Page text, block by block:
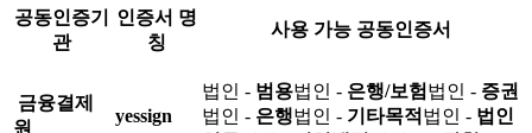
공동인증기
관
인증서 명
칭
사용 가능 공동인증서
금융결제
원
yessign
법인 - 범용법인 - 은행/보험 법인 - 증권
법인 - 은행법인 - 기타목적 법인 - 법인